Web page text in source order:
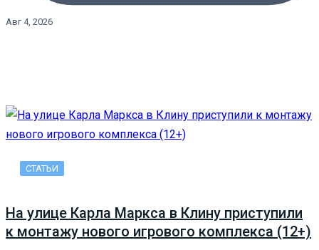
Авг 4, 2026
СТАТЬИ
На улице Карла Маркса в Клину приступили
к монтажу нового игрового комплекса (12+)